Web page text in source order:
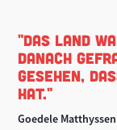
"DAS LAND
DANACH
GESEHEN,
HAT."
Goedele